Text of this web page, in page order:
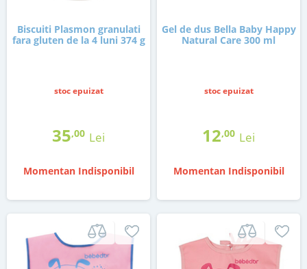
Biscuiti Plasmon granulati
fara gluten de la 4 luni 374 g
stoc epuizat
35,00 Lei
Momentan Indisponibil
Gel de dus Bella Baby Happy
Natural Care 300 ml
stoc epuizat
12,00 Lei
Momentan Indisponibil